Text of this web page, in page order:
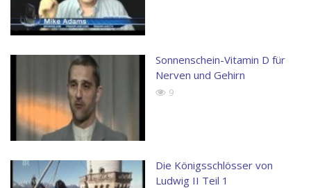
Sonnenschein-Vitamin D für
Nerven und Gehirn
9
Die Königsschlösser von
Ludwig II Teil 1